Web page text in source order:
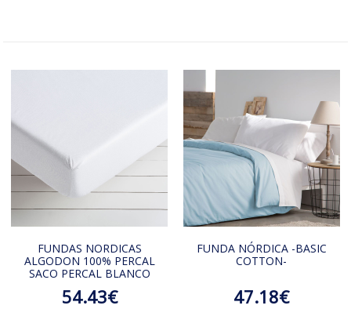
FUNDAS NORDICAS
ALGODON 100% PERCAL
SACO PERCAL BLANCO
54.43€
FUNDA NÓRDICA -BASIC
COTTON-
47.18€